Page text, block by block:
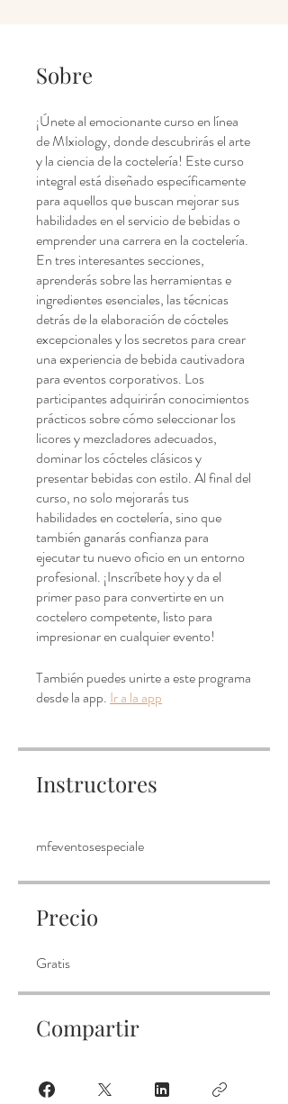
Sobre
¡Únete al emocionante curso en línea
de MIxiology, donde descubrirás el arte
y la ciencia de la coctelería! Este curso
integral está diseñado específicamente
para aquellos que buscan mejorar sus
habilidades en el servicio de bebidas o
emprender una carrera en la coctelería.
En tres interesantes secciones,
aprenderás sobre las herramientas e
ingredientes esenciales, las técnicas
detrás de la elaboración de cócteles
excepcionales y los secretos para crear
una experiencia de bebida cautivadora
para eventos corporativos. Los
participantes adquirirán conocimientos
prácticos sobre cómo seleccionar los
licores y mezcladores adecuados,
dominar los cócteles clásicos y
presentar bebidas con estilo. Al final del
curso, no solo mejorarás tus
habilidades en coctelería, sino que
también ganarás confianza para
ejecutar tu nuevo oficio en un entorno
profesional. ¡Inscríbete hoy y da el
primer paso para convertirte en un
coctelero competente, listo para
impresionar en cualquier evento!
También puedes unirte a este programa
desde la app. Ir a la app
Instructores
mfeventosespeciale
Precio
Gratis
Compartir